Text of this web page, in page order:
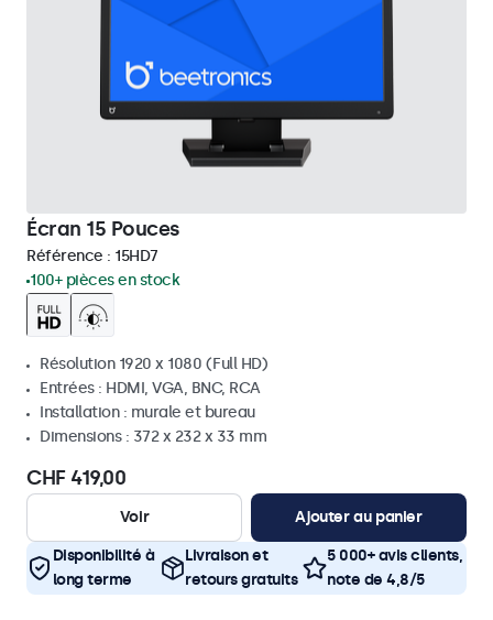
Écran 15 Pouces
Référence : 15HD7
100+ pièces en stock
Résolution 1920 x 1080 (Full HD)
Entrées : HDMI, VGA, BNC, RCA
Installation : murale et bureau
Dimensions : 372 x 232 x 33 mm
CHF 419,00
Voir Ajouter au panier
Disponibilité à
long terme
Livraison et
retours gratuits
5 000+ avis clients,
note de 4,8/5